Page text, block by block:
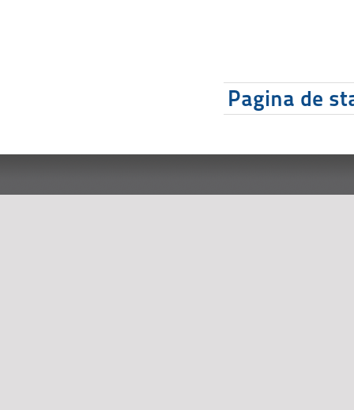
Pagina de